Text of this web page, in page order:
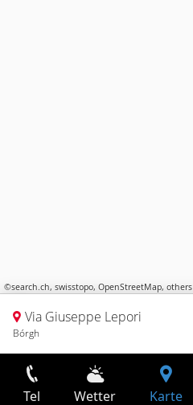
©search.ch, swisstopo, OpenStreetMap, others
Via Giuseppe Lepori
Bórgh
Tel Wetter Karte